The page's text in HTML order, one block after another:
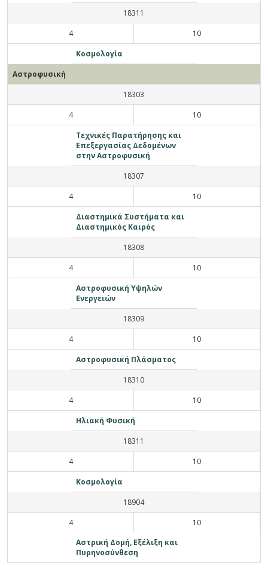
18311
4
10
Κοσμολογία
Αστροφυσική
18303
4
10
Τεχνικές Παρατήρησης και
Επεξεργασίας Δεδομένων
στην Αστροφυσική
18307
4
10
Διαστημικά Συστήματα και
Διαστημικός Καιρός
18308
4
10
Αστροφυσική Υψηλών
Ενεργειών
18309
4
10
Αστροφυσική Πλάσματος
18310
4
10
Ηλιακή Φυσική
18311
4
10
Κοσμολογία
18904
4
10
Αστρική Δομή, Εξέλιξη και
Πυρηνοσύνθεση